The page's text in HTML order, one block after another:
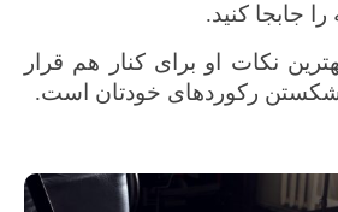
جابجا کنید.
نکات او برای کنار هم قرار
شکستن رکوردهای خودتان است.